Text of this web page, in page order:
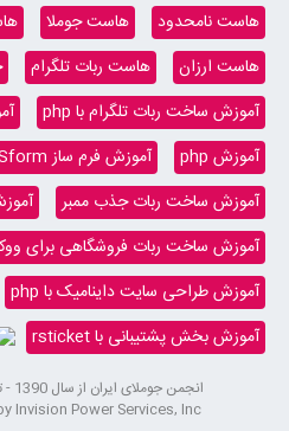
هاست نامحدود
هاست جوملا
هاست ارزان
هاست ربات تلگرام
آموزش ساخت ربات تلگرام با php
آموزش php
آموزش فرم ساز RSform
آموزش ساخت ربات جذب ممبر
آموزش ساخت ربات فروشگاهی برای
آموزش طراحی سایت داینامیک با php
آموزش بخش پشتیبانی با rsticket
انجمن جوملای ایران از سال 1390 - تلفن تماس 02165399984
Invision Power Services, Inc.